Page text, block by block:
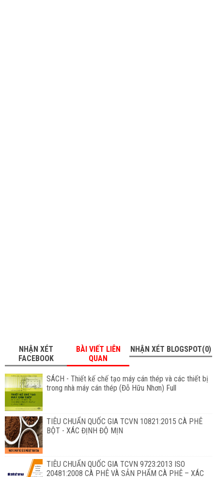
NHẬN XÉT
FACEBOOK
BÀI VIẾT LIÊN
QUAN
NHẬN XÉT BLOGSPOT(0)
SÁCH - Thiết kế chế tạo máy cán thép và các thiết bị
trong nhà máy cán thép (Đỗ Hữu Nhơn) Full
TIÊU CHUẨN QUỐC GIA TCVN 10821:2015 CÀ PHÊ
BỘT - XÁC ĐỊNH ĐỘ MỊN
TIÊU CHUẨN QUỐC GIA TCVN 9723:2013 ISO
20481:2008 CÀ PHÊ VÀ SẢN PHẨM CÀ PHÊ – XÁC